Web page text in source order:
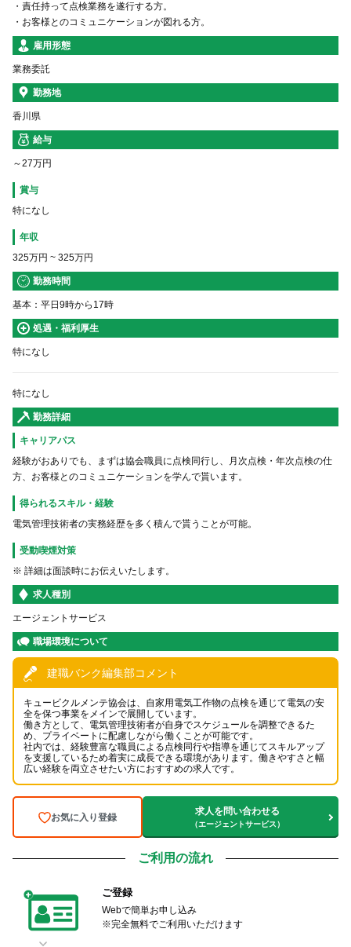
・責任持って点検業務を遂行する方。
・お客様とのコミュニケーションが図れる方。
雇用形態
業務委託
勤務地
香川県
給与
～27万円
賞与
特になし
年収
325万円 ~ 325万円
勤務時間
基本：平日9時から17時
処遇・福利厚生
特になし
特になし
勤務詳細
キャリアパス
経験がおありでも、まずは協会職員に点検同行し、月次点検・年次点検の仕
方、お客様とのコミュニケーションを学んで貰います。
得られるスキル・経験
電気管理技術者の実務経歴を多く積んで貰うことが可能。
受動喫煙対策
※ 詳細は面談時にお伝えいたします。
求人種別
エージェントサービス
職場環境について
建職バンク編集部コメント
キュービクルメンテ協会は、自家用電気工作物の点検を通じて電気の安
全を保つ事業をメインで展開しています。
働き方として、電気管理技術者が自身でスケジュールを調整できるた
め、プライベートに配慮しながら働くことが可能です。
社内では、経験豊富な職員による点検同行や指導を通じてスキルアップ
を支援しているため着実に成長できる環境があります。働きやすさと幅
広い経験を両立させたい方におすすめの求人です。
お気に入り登録
求人を問い合わせる
（エージェントサービス）
ご利用の流れ
ご登録
Webで簡単お申し込み
※完全無料でご利用いただけます